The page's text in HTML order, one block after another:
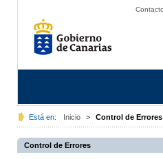
Contacto
Está en: Inicio > Control de Errores
Control de Errores